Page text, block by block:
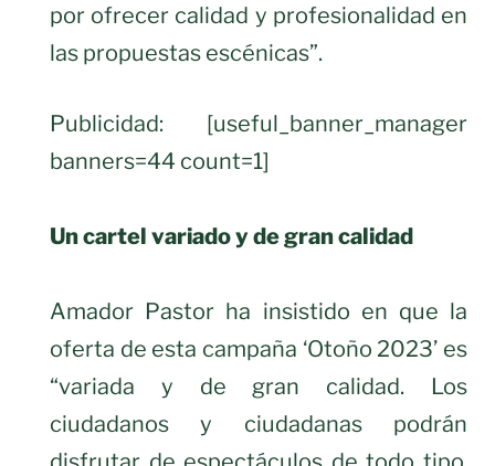
por ofrecer calidad y profesionalidad en
las propuestas escénicas”.
Publicidad: [useful_banner_manager
banners=44 count=1]
Un cartel variado y de gran calidad
Amador Pastor ha insistido en que la
oferta de esta campaña ‘Otoño 2023’ es
“variada y de gran calidad. Los
ciudadanos y ciudadanas podrán